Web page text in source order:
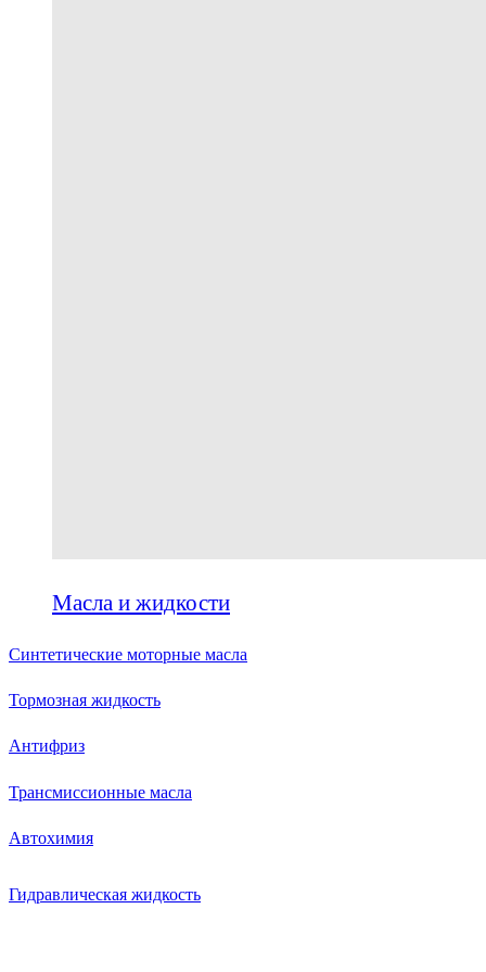
Масла и жидкости
Синтетические моторные масла
Тормозная жидкость
Антифриз
Трансмиссионные масла
Автохимия
Гидравлическая жидкость